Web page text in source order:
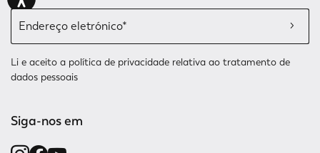
Li e aceito a política de privacidade relativa ao tratamento de
dados pessoais
Siga-nos em